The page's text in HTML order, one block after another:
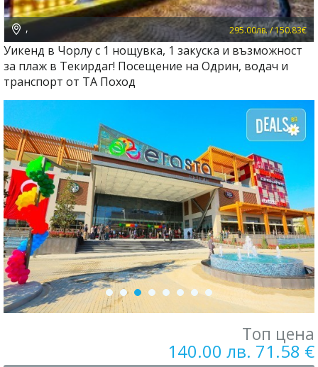
, 295.00лв. / 150.83€
Уикенд в Чорлу с 1 нощувка, 1 закуска и възможност
за плаж в Текирдаг! Посещение на Одрин, водач и
транспорт от ТА Поход
Топ цена
140.00 лв. 71.58 €